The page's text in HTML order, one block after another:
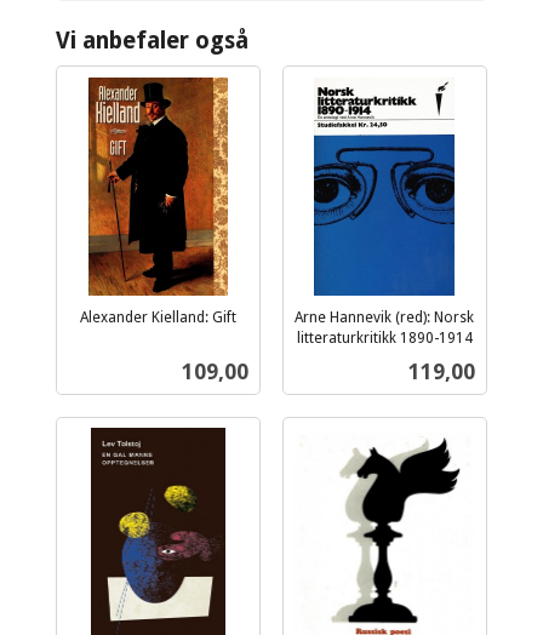
Vi anbefaler også
Alexander Kielland: Gift
Pris
109,00
Arne Hannevik (red): Norsk
litteraturkritikk 1890-1914
Pris
119,00